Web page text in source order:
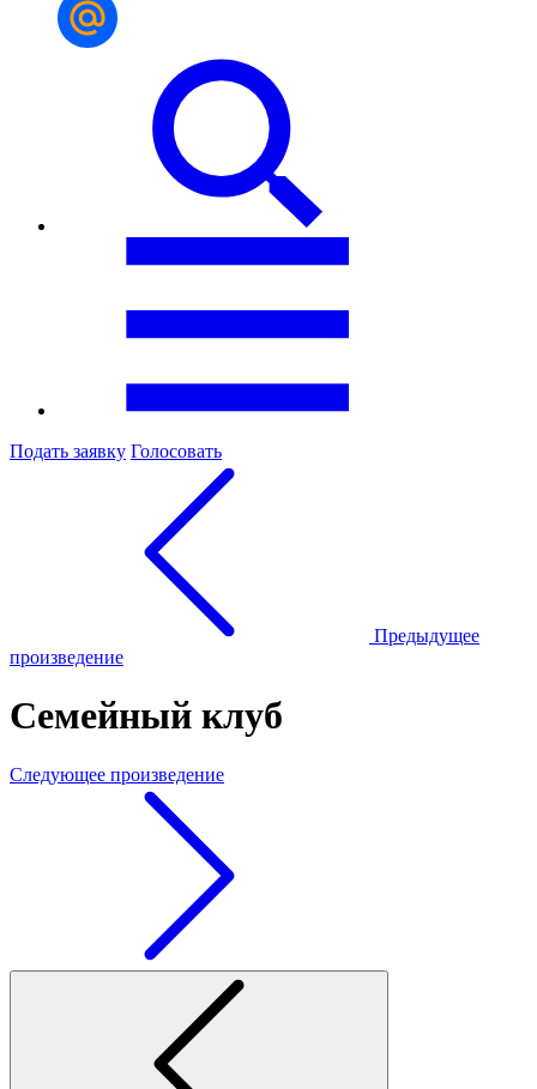
Подать заявку Голосовать
Предыдущее
произведение
Семейный клуб
Следующее произведение